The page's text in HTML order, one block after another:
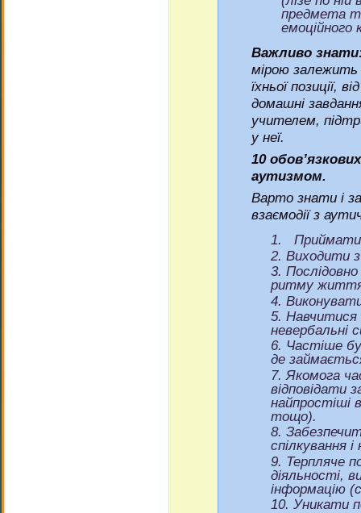
предмета
емоційного
Важливо
мірою залежить
їхньої позиції,
домашні
учителем,
у неї.
10
аутизмом.
Варто знати і
взаємодії з
Виходити
ритму
Навчитися
невербальні
Частіше
де
Якомога
відповідати
найпростіші
тощо).
спілкування і
Терпляче
діяльності,
інформацію
Уникати